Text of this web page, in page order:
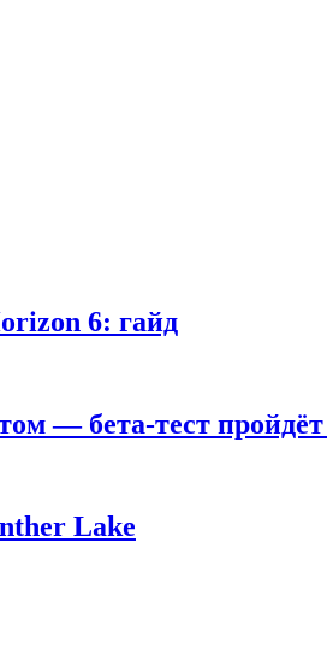
6: гайд
— бета-тест
Lake